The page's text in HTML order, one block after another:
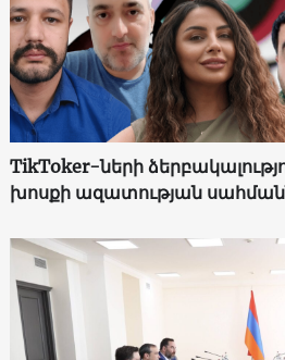
TikToker-ների
խոսքի ազատության